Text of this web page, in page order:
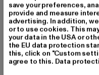
save your preferences,
provide and measure
advertising. In addition,
or to use cookies. This
your data in the USA or
the EU data protection
this, click on "Custom
agree to this. Data